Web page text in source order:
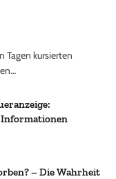
Tagen kursierten
– Die Wahrheit